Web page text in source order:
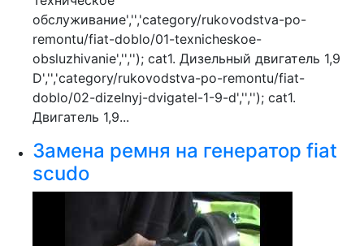
обслуживание','','category/rukovodstva-po-
remontu/fiat-doblo/01-texnicheskoe-
obsluzhivanie','',''); cat1. Дизельный двигатель 1,9
D','','category/rukovodstva-po-remontu/fiat-
doblo/02-dizelnyj-dvigatel-1-9-d','',''); cat1.
Двигатель 1,9...
Замена ремня на генератор fiat
scudo